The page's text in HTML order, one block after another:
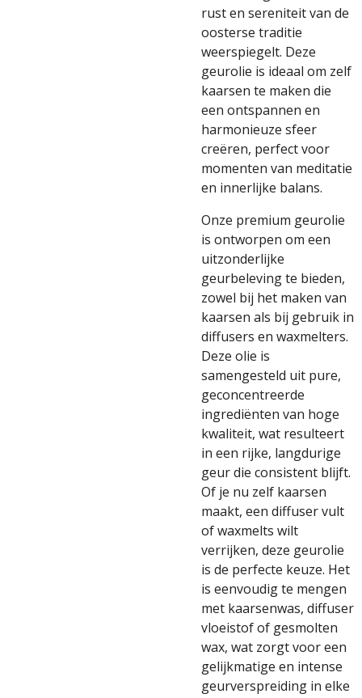
rust en sereniteit van de
oosterse traditie
weerspiegelt. Deze
geurolie is ideaal om zelf
kaarsen te maken die
een ontspannen en
harmonieuze sfeer
creëren, perfect voor
momenten van meditatie
en innerlijke balans.
Onze premium geurolie
is ontworpen om een
uitzonderlijke
geurbeleving te bieden,
zowel bij het maken van
kaarsen als bij gebruik in
diffusers en waxmelters.
Deze olie is
samengesteld uit pure,
geconcentreerde
ingrediënten van hoge
kwaliteit, wat resulteert
in een rijke, langdurige
geur die consistent blijft.
Of je nu zelf kaarsen
maakt, een diffuser vult
of waxmelts wilt
verrijken, deze geurolie
is de perfecte keuze. Het
is eenvoudig te mengen
met kaarsenwas, diffuser
vloeistof of gesmolten
wax, wat zorgt voor een
gelijkmatige en intense
geurverspreiding in elke